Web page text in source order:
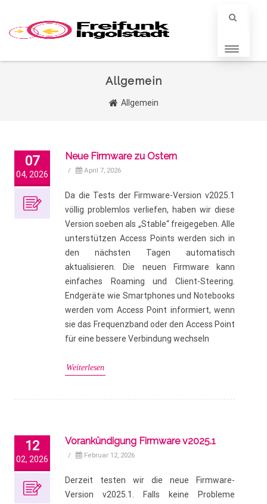
Allgemein
Allgemein
07
04, 2026
Neue Firmware zu Ostern
/ April 7, 2026
Da die Tests der Firmware-Version v2025.1
völlig problemlos verliefen, haben wir diese
Version soeben als „Stable“ freigegeben. Alle
unterstützen Access Points werden sich in
den nächsten Tagen automatisch
aktualisieren. Die neuen Firmware kann
einfaches Roaming und Client-Steering.
Endgeräte wie Smartphones und Notebooks
werden vom Access Point informiert, wenn
sie das Frequenzband oder den Access Point
für eine bessere Verbindung wechseln
Weiterlesen
12
02, 2026
Vorankündigung Firmware v2025.1
/ Februar 12, 2026
Derzeit testen wir die neue Firmware-
Version v2025.1. Falls keine Probleme